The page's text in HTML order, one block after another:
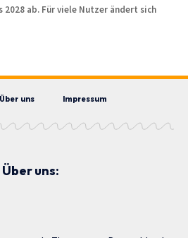
2028 ab. Für viele Nutzer ändert sich
Über uns Impressum
Über uns: